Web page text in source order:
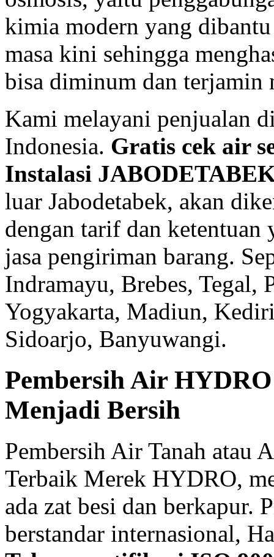
kimia modern yang
masa kini sehingga
bisa diminum dan terjamin
Kami melayani penjualan
Indonesia. Gratis cek air
Instalasi
luar Jabodetabek, akan
dengan tarif dan ketentuan
jasa pengiriman barang.
Indramayu, Brebes, Tegal,
Yogyakarta, Madiun,
Sidoarjo, Banyuwangi.
Pembersih Air
Menjadi Bersih
Pembersih Air Tanah atau
Terbaik Merek HYDRO,
ada zat besi dan
berstandar internasional,